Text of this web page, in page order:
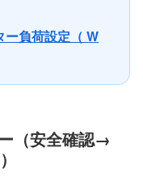
ー負荷設定（ W
（安全確認→